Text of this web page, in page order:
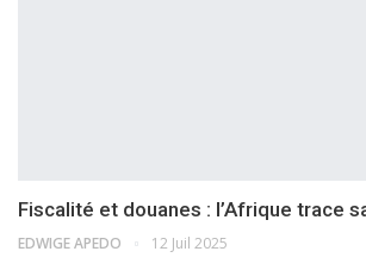
Fiscalité et douanes : l’Afrique trace
EDWIGE APEDO 12 Juil 2025